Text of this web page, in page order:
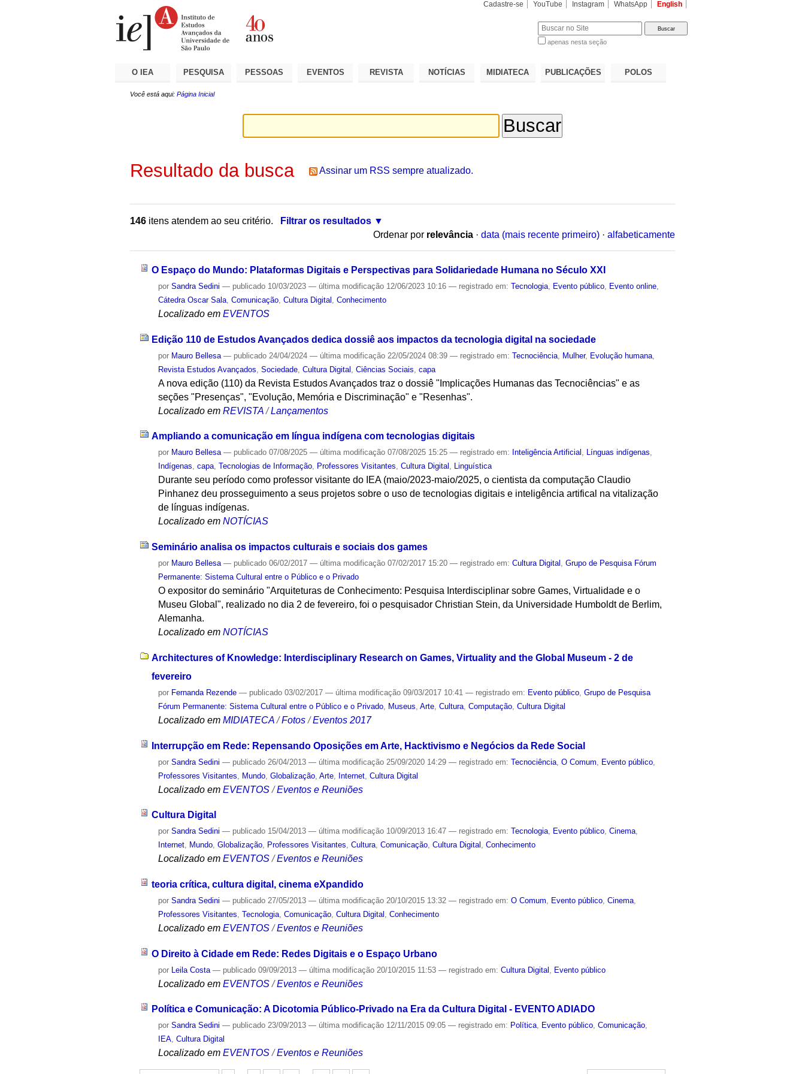
Cadastre-se YouTube Instagram WhatsApp English
apenas nesta seção
O IEA PESQUISA PESSOAS EVENTOS REVISTA NOTÍCIAS MIDIATECA PUBLICAÇÕES POLOS
Você está aqui: Página Inicial
Resultado da busca Assinar um RSS sempre atualizado.
146 itens atendem ao seu critério.
Filtrar os resultados
Ordenar por relevância · data (mais recente primeiro) · alfabeticamente
O Espaço do Mundo: Plataformas Digitais e Perspectivas para Solidariedade Humana no Século XXI
porSandra Sedini — publicado 10/03/2023— última modificação 12/06/2023 10:16— registrado em:Tecnologia Evento público Evento online
Cátedra Oscar Sala ,Comunicação ,Cultura Digital ,Conhecimento
Localizado em EVENTOS
Edição 110 de Estudos Avançados dedica dossiê aos impactos da tecnologia digital na sociedade
por Mauro Bellesa — publicado 24/04/2024— última modificação 22/05/2024 08:39— registrado em:Tecnociência Mulher, Evolução humana
Revista Estudos Avançados ,Sociedade ,Cultura Digital ,Ciências Sociais ,capa
A nova edição (110) da Revista Estudos Avançados traz o dossiê "Implicações Humanas das Tecnociências" e as
seções "Presenças", "Evolução, Memória e Discriminação" e "Resenhas".
Localizado em REVISTA /Lançamentos
Ampliando a comunicação em língua indígena com tecnologias digitais
por Mauro Bellesa — publicado 07/08/2025— última modificação 07/08/2025 15:25— registrado em: Inteligência Artificial , Línguas indígenas,
Indígenas,capa,Tecnologias de Informação, Professores Visitantes,Cultura Digital , Linguística
Durante seu período como professor visitante do IEA (maio/2023-maio/2025, o cientista da computação Claudio
Pinhanez deu prosseguimento a seus projetos sobre o uso de tecnologias digitais e inteligência artifical na vitalização
de línguas indígenas.
Localizado em NOTÍCIAS
Seminário analisa os impactos culturais e sociais dos games
por Mauro Bellesa — publicado 06/02/2017— última modificação 07/02/2017 15:20— registrado em:Cultura Digital ,Grupo de Pesquisa Fórum
Permanente: Sistema Cultural entre o Público e o Privado
O expositor do seminário "Arquiteturas de Conhecimento: Pesquisa Interdisciplinar sobre Games, Virtualidade e o
Museu Global", realizado no dia 2 de fevereiro, foi o pesquisador Christian Stein, da Universidade Humboldt de Berlim,
Alemanha.
Localizado em NOTÍCIAS
Architectures of Knowledge: Interdisciplinary Research on Games, Virtuality and the Global Museum - 2 de
fevereiro
por Fernanda Rezende — publicado 03/02/2017— última modificação 09/03/2017 10:41— registrado em: Evento público ,Grupo de Pesquisa
Fórum Permanente: Sistema Cultural entre o Público e o Privado
Museus ,Arte ,Cultura ,Computação ,Cultura Digital
Localizado em MIDIATECA /Fotos /Eventos 2017
Interrupção em Rede: Repensando Oposições em Arte, Hacktivismo e Negócios da Rede Social
porSandra Sedini — publicado 26/04/2013— última modificação 25/09/2020 14:29— registrado em:Tecnociência ,O Comum Evento público
Professores Visitantes
Mundo ,Globalização ,Arte Internet ,Cultura Digital
Localizado em EVENTOS /Eventos e Reuniões
Cultura Digital
porSandra Sedini — publicado 15/04/2013— última modificação 10/09/2013 16:47— registrado em:Tecnologia, Evento público,Cinema,
Internet, Mundo,Globalização, Professores Visitantes,Cultura,Comunicação,Cultura Digital ,Conhecimento
Localizado em EVENTOS /Eventos e Reuniões
teoria crítica, cultura digital, cinema eXpandido
porSandra Sedini — publicado 27/05/2013— última modificação 20/10/2015 13:32— registrado em:O Comum Evento público ,Cinema
Professores Visitantes ,Tecnologia ,Comunicação ,Cultura Digital ,Conhecimento
Localizado em EVENTOS /Eventos e Reuniões
O Direito à Cidade em Rede: Redes Digitais e o Espaço Urbano
por Leila Costa — publicado 09/09/2013— última modificação 20/10/2015 11:53— registrado em:Cultura Digital Evento público
Localizado em EVENTOS /Eventos e Reuniões
Política e Comunicação: A Dicotomia Público-Privado na Era da Cultura Digital - EVENTO ADIADO
porSandra Sedini — publicado 23/09/2013— última modificação 12/11/2015 09:05— registrado em: Política, Evento público,Comunicação,
IEA,Cultura Digital
Localizado em EVENTOS /Eventos e Reuniões